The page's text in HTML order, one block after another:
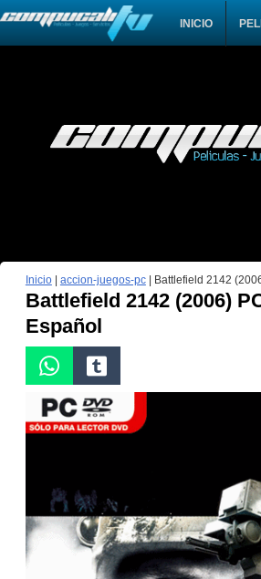
INICIO
Inicio| accion-juegos-pc| Battlefield 2142
Battlefield 2142 (2006)
Español